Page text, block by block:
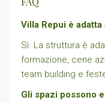
Villa Repui è
Sì. La struttura è
formazione, cene
team building e
Gli spazi possono